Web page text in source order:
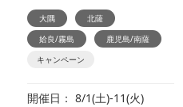
ン
大隅
北薩
姶良/霧島
鹿児島/南薩
キャンペーン
開催日
8/1(土)-11(火)